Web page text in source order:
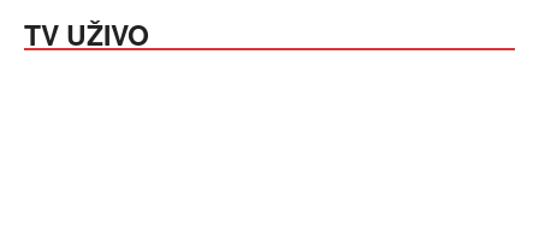
TV UŽIVO